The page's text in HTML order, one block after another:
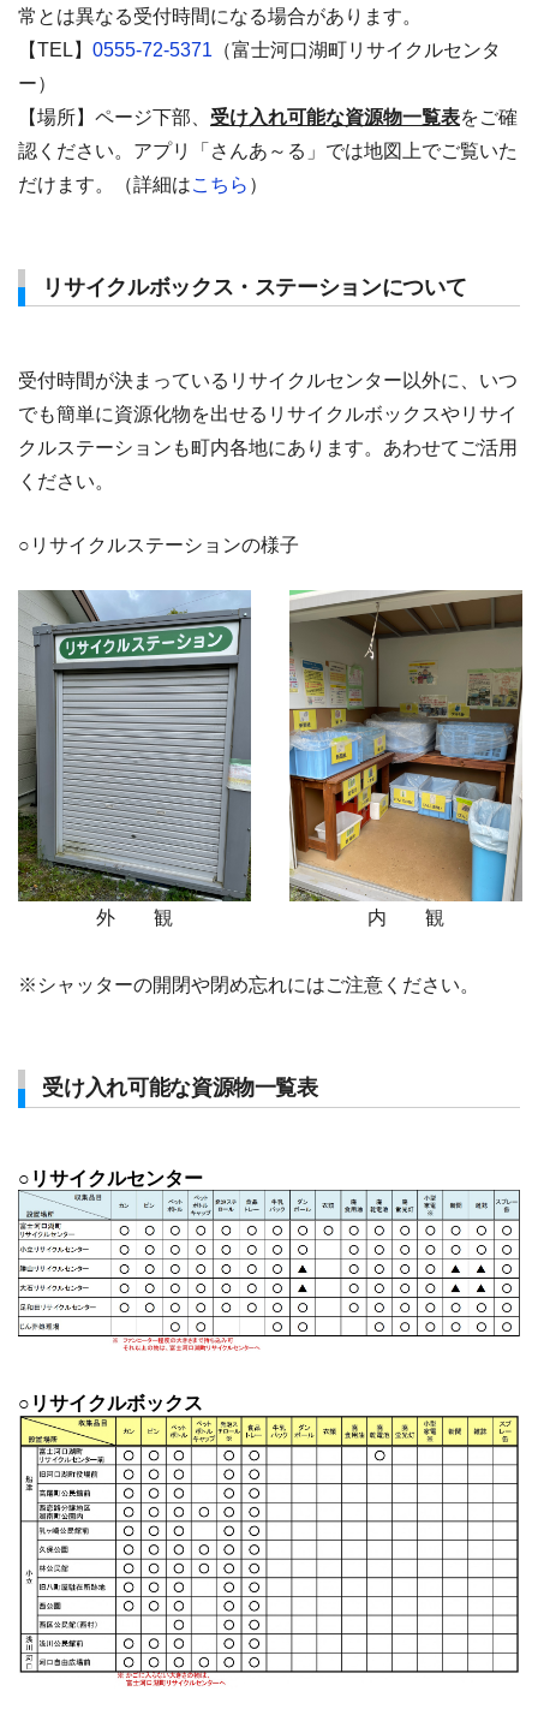
常とは異なる受付時間になる場合があります。
【TEL】 0555-72-5371 （富士河口湖町リサイクルセンタ
ー）
【場所】ページ下部、 受け入れ可能な資源物一覧表をご確
認ください。アプリ「さんあ～る」では地図上でご覧いた
だけます。（詳細はこちら ）
リサイクルボックス・ステーションについて
受付時間が決まっているリサイクルセンター以外に、いつ
でも簡単に資源化物を出せるリサイクルボックスやリサイ
クルステーションも町内各地にあります。あわせてご活用
ください。
○リサイクルステーションの様子
外 観 内 観
※シャッターの開閉や閉め忘れにはご注意ください。
受け入れ可能な資源物一覧表
○リサイクルセンター
○リサイクルボックス